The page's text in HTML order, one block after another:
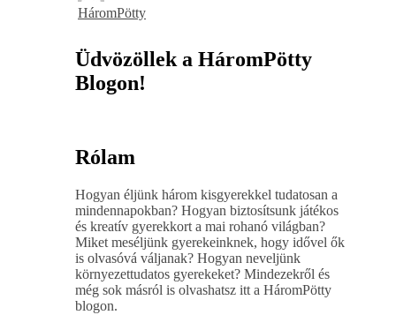
HáromPötty
Üdvözöllek a HáromPötty
Blogon!
Rólam
Hogyan éljünk három kisgyerekkel tudatosan a
mindennapokban? Hogyan biztosítsunk játékos
és kreatív gyerekkort a mai rohanó világban?
Miket meséljünk gyerekeinknek, hogy idővel ők
is olvasóvá váljanak? Hogyan neveljünk
környezettudatos gyerekeket? Mindezekről és
még sok másról is olvashatsz itt a HáromPötty
blogon.